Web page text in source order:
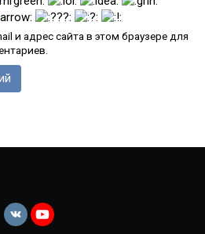
и адрес сайта в этом браузере для